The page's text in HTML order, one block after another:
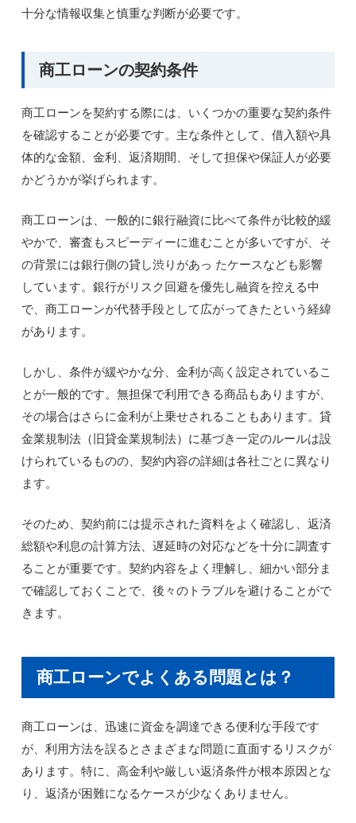
十分な情報収集と慎重な判断が必要です。
商工ローンの契約条件
商工ローンを契約する際には、いくつかの重要な契約条件
を確認することが必要です。主な条件として、借入額や具
体的な金額、金利、返済期間、そして担保や保証人が必要
かどうかが挙げられます。
商工ローンは、一般的に銀行融資に比べて条件が比較的緩
やかで、審査もスピーディーに進むことが多いですが、そ
の背景には銀行側の貸し渋りがあっ たケースなども影響
しています。銀行がリスク回避を優先し融資を控える中
で、商工ローンが代替手段として広がってきたという経緯
があります。
しかし、条件が緩やかな分、金利が高く設定されているこ
とが一般的です。無担保で利用できる商品もありますが、
その場合はさらに金利が上乗せされることもあります。貸
金業規制法（旧貸金業規制法）に基づき一定のルールは設
けられているものの、契約内容の詳細は各社ごとに異なり
ます。
そのため、契約前には提示された資料をよく確認し、返済
総額や利息の計算方法、遅延時の対応などを十分に調査す
ることが重要です。契約内容をよく理解し、細かい部分ま
で確認しておくことで、後々のトラブルを避けることがで
きます。
商工ローンでよくある問題とは？
商工ローンは、迅速に資金を調達できる便利な手段です
が、利用方法を誤るとさまざまな問題に直面するリスクが
あります。特に、高金利や厳しい返済条件が根本原因とな
り、返済が困難になるケースが少なくありません。